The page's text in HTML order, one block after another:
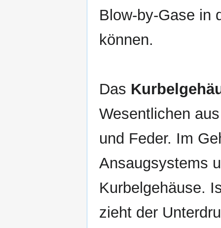
Blow-by-Gase in
können.
Das
Wesentlichen
und Feder. Im
Ansaugsystems
Kurbelgehäuse.
zieht der